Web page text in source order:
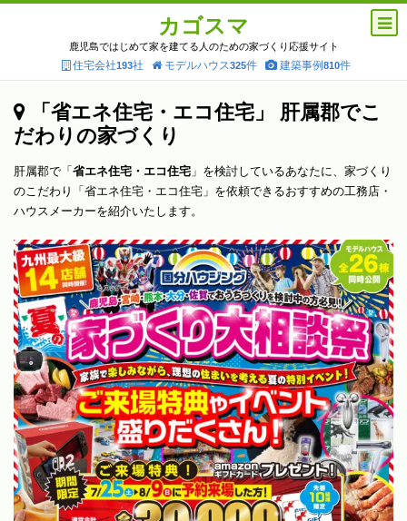
カゴスマ
鹿児島ではじめて家を建てる人のための家づくり応援サイト
住宅会社193社 モデルハウス325件 建築事例810件
「省エネ住宅・エコ住宅」 肝属郡でこ
だわりの家づくり
肝属郡で「 省エネ住宅・エコ住宅 」を検討しているあなたに、家づくり
のこだわり「省エネ住宅・エコ住宅」を依頼できるおすすめの工務店・
ハウスメーカーを紹介いたします。